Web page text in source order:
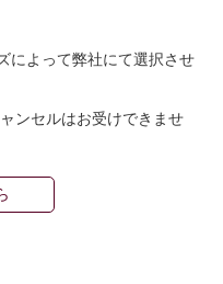
によって弊社にて選択させ
ンセルはお受けできませ